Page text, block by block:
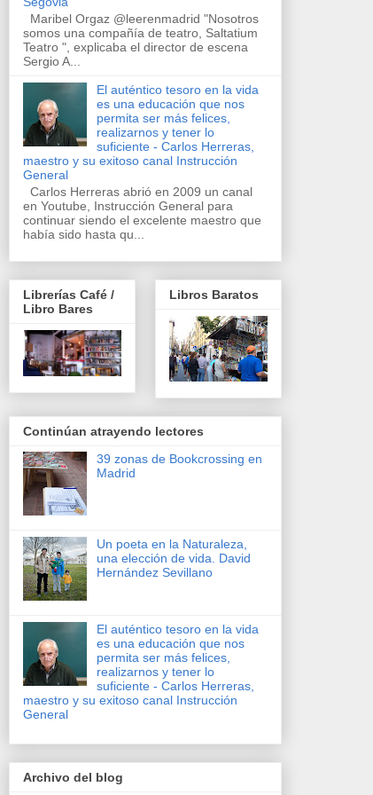
Maribel Orgaz @leerenmadrid "Nosotros
somos una compañía de teatro, Saltatium
Teatro ", explicaba el director de escena
Sergio A...
El auténtico tesoro en la vida
es una educación que nos
permita ser más felices,
realizarnos y tener lo
suficiente - Carlos Herreras,
maestro y su exitoso canal Instrucción
General
Carlos Herreras abrió en 2009 un canal
en Youtube, Instrucción General para
continuar siendo el excelente maestro que
había sido hasta qu...
Librerías Café /
Libro Bares
Libros Baratos
Continúan atrayendo lectores
39 zonas de Bookcrossing en
Madrid
Un poeta en la Naturaleza,
una elección de vida. David
Hernández Sevillano
El auténtico tesoro en la vida
es una educación que nos
permita ser más felices,
realizarnos y tener lo
suficiente - Carlos Herreras,
maestro y su exitoso canal Instrucción
General
Archivo del blog